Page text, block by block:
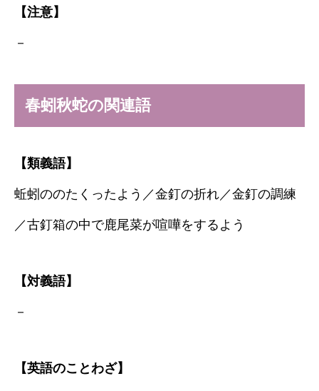
【注意】
－
春蚓秋蛇の関連語
【類義語】
蚯蚓ののたくったよう／金釘の折れ／金釘の調練
／古釘箱の中で鹿尾菜が喧嘩をするよう
【対義語】
－
【英語のことわざ】